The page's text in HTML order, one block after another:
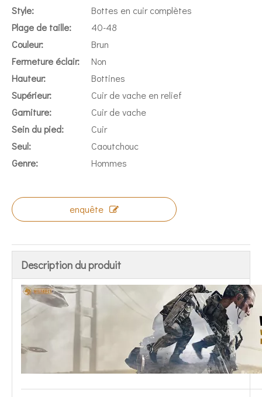
Style:
Bottes en cuir complètes
Plage de taille:
40-48
Couleur:
Brun
Fermeture éclair:
Non
Hauteur:
Bottines
Supérieur:
Cuir de vache en relief
Garniture:
Cuir de vache
Sein du pied:
Cuir
Seul:
Caoutchouc
Genre:
Hommes
enquête
Description du produit